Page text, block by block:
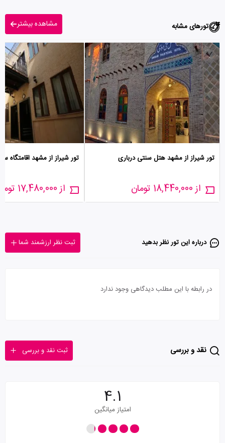
تورهای مشابه مشاهده بیشتر
تور شیراز از مشهد هتل سنتی درباری
از 18,440,000 تومان
تور شیراز از مشهد
از 17,480,000 تومان
درباره این تور‌ نظر بدهید ثبت نظر ارزشمند شما
در رابطه با این مطلب دیدگاهی وجود ندارد
نقد و بررسی ثبت نقد و بررسی
4.1
امتیاز میانگین